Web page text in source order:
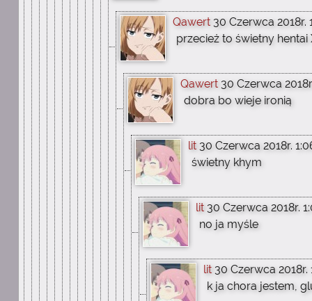
Qawert 30 Czerwca 2018r.
przecież to świetny hentai
Qawert 30 Czerwca
dobra bo wieje ironią
lit 30 Czerwca 2018r.
świetny khym
lit 30 Czerwca 2018r.
no ja myśle
lit 30 Czerwca 2018r.
k ja chora jestem,